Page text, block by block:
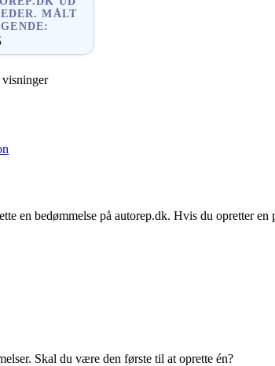
MÅLT
visninger
en bedømmelse på autorep.dk. Hvis du opretter
Skal du være den første til at oprette én?